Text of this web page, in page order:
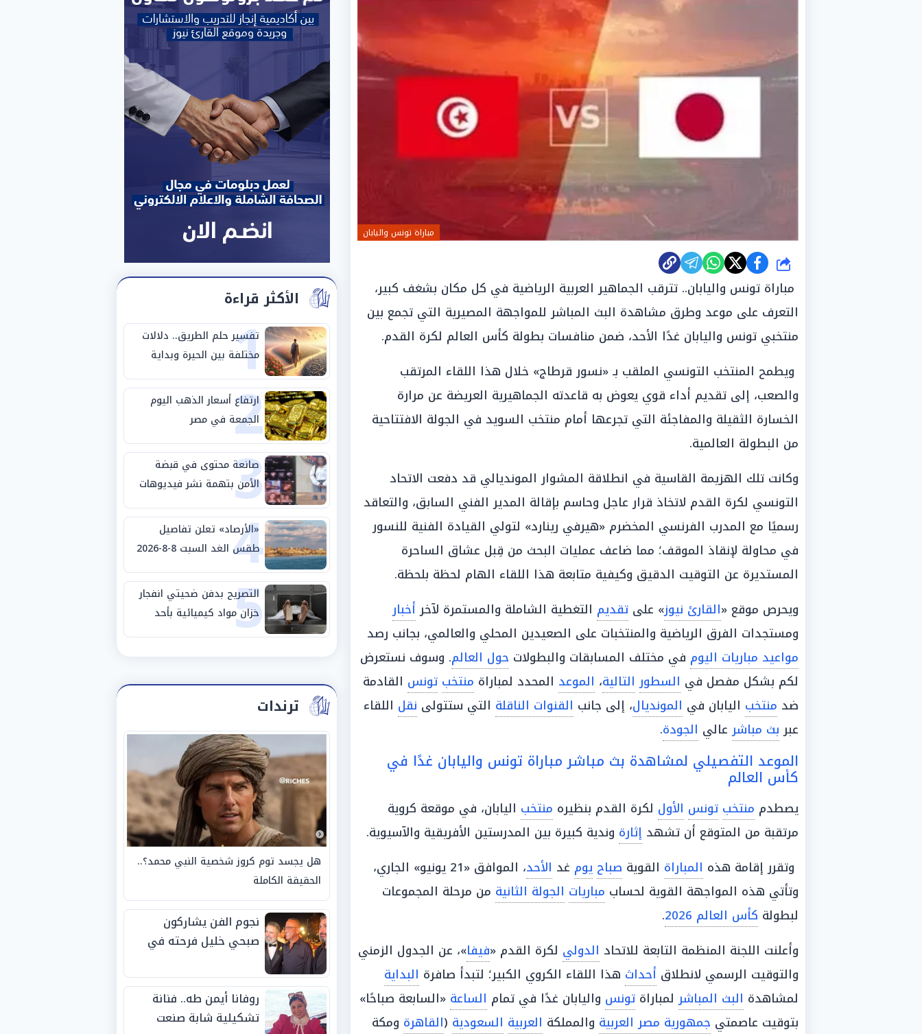
مباراة تونس واليابان
شارك
مباراة تونس واليابان.. تترقب الجماهير العربية الرياضية في كل مكان بشغف كبير،
التعرف على موعد وطرق مشاهدة البث المباشر للمواجهة المصيرية التي تجمع بين
منتخبي تونس واليابان غدًا الأحد، ضمن منافسات بطولة كأس العالم لكرة القدم.
ويطمح المنتخب التونسي الملقب بـ «نسور قرطاج» خلال هذا اللقاء المرتقب
والصعب، إلى تقديم أداء قوي يعوض به قاعدته الجماهيرية العريضة عن مرارة
الخسارة الثقيلة والمفاجئة التي تجرعها أمام منتخب السويد في الجولة الافتتاحية
من البطولة العالمية.
وكانت تلك الهزيمة القاسية في انطلاقة المشوار المونديالي قد دفعت الاتحاد
التونسي لكرة القدم لاتخاذ قرار عاجل وحاسم بإقالة المدير الفني السابق، والتعاقد
رسميًا مع المدرب الفرنسي المخضرم «هيرفي رينارد» لتولي القيادة الفنية للنسور
في محاولة لإنقاذ الموقف؛ مما ضاعف عمليات البحث من قِبل عشاق الساحرة
المستديرة عن التوقيت الدقيق وكيفية متابعة هذا اللقاء الهام لحظة بلحظة.
ويحرص موقع «القارئ نيوز» على تقديم التغطية الشاملة والمستمرة لآخرأخبار
ومستجدات الفرق الرياضية والمنتخبات على الصعيدين المحلي والعالمي، بجانب رصد
مواعيد مباريات اليوم في مختلف المسابقات والبطولات حول العالم. وسوف نستعرض
لكم بشكل مفصل في السطور التالية، الموعد المحدد لمباراة منتخب تونس القادمة
ضد منتخب اليابان في المونديال، إلى جانب القنوات الناقلة التي ستتولى نقل اللقاء
عبربث مباشرعالي الجودة.
الموعد التفصيلي لمشاهدة بث مباشر مباراة تونس واليابان غدًا في
كأس العالم
يصطدم منتخب تونس الأول لكرة القدم بنظيره منتخب اليابان، في موقعة كروية
مرتقبة من المتوقع أن تشهد إثارة وندية كبيرة بين المدرستين الأفريقية والآسيوية.
وتقرر إقامة هذه المباراة القوية صباح يوم غد الأحد
، الموافق «21 يونيو» الجاري،
وتأتي هذه المواجهة القوية لحساب مباريات الجولة الثانية من مرحلة المجموعات
لبطولة كأس العالم 2026
.
وأعلنت اللجنة المنظمة التابعة للاتحاد الدولي لكرة القدم «فيفا»، عن الجدول الزمني
والتوقيت الرسمي لانطلاق أحداث هذا اللقاء الكروي الكبير؛ لتبدأ صافرة البداية
لمشاهدة البث المباشرلمباراة تونس واليابان غدًا في تمام الساعة «السابعة صباحًا»
بتوقيت عاصمتي جمهورية مصر العربية والمملكة العربية السعودية (القاهرة ومكة
الأكثر قراءة
1
تفسير حلم الطريق.. دلالات
مختلفة بين الحيرة وبداية
مرحلة جديدة
2
ارتفاع أسعار الذهب اليوم
الجمعة في مصر
3
صانعة محتوى في قبضة
الأمن بتهمة نشر فيديوهات
خادشة للحياء
4
«الأرصاد» تعلن تفاصيل
طقس الغد السبت 8-8-2026
والظواهر الجوية
5
التصريح بدفن ضحيتي انفجار
خزان مواد كيميائية بأحد
مصانع الفيوم
ترندات
هل يجسد توم كروز شخصية النبي محمد؟..
الحقيقة الكاملة
نجوم الفن يشاركون
صبحي خليل فرحته في
روفانا أيمن طه.. فنانة
تشكيلية شابة صنعت